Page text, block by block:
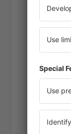
Christine
Februar 2020